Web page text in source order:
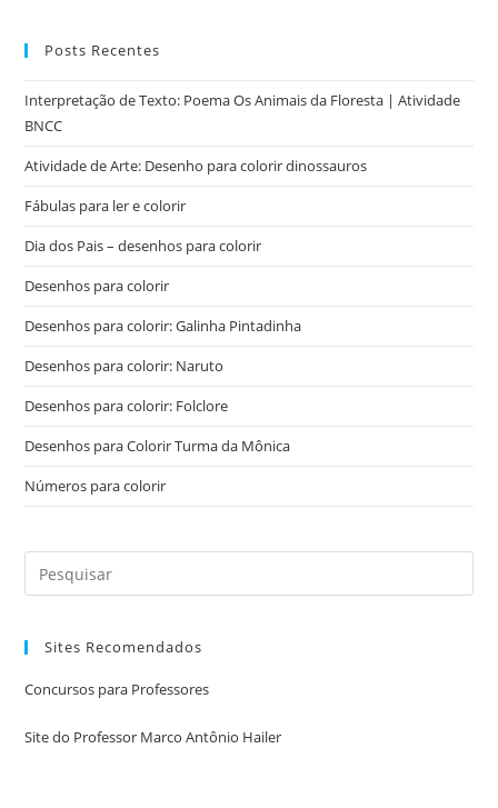
Posts Recentes
Interpretação de Texto: Poema Os Animais da Floresta | Atividade
BNCC
Atividade de Arte: Desenho para colorir dinossauros
Fábulas para ler e colorir
Dia dos Pais – desenhos para colorir
Desenhos para colorir
Desenhos para colorir: Galinha Pintadinha
Desenhos para colorir: Naruto
Desenhos para colorir: Folclore
Desenhos para Colorir Turma da Mônica
Números para colorir
Sites Recomendados
Concursos para Professores
Site do Professor Marco Antônio Hailer